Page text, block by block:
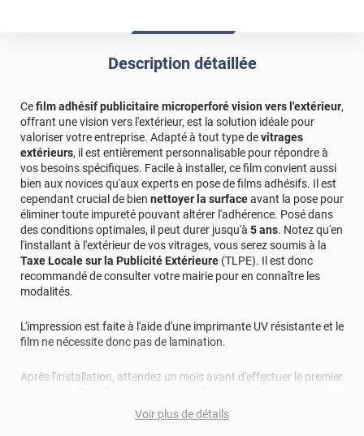
Description détaillée
Cefilm adhésif publicitaire microperforé vision vers l'extérieur,
offrant une vision vers l'extérieur, est la solution idéale pour
valoriser votre entreprise. Adapté à tout type devitrages
extérieurs, il est entièrement personnalisable pour répondre à
vos besoins spécifiques. Facile à installer, ce film convient aussi
bien aux novices qu'aux experts en pose de films adhésifs. Il est
cependant crucial de bien nettoyer la surfaceavant la pose pour
éliminer toute impureté pouvant altérer l'adhérence. Posé dans
des conditions optimales, il peut durer jusqu'à 5 ans. Notez qu'en
l'installant à l'extérieur de vos vitrages, vous serez soumis à la
Taxe Locale sur la Publicité Extérieure (TLPE). Il est donc
recommandé de consulter votre mairie pour en connaître les
modalités.
L'impression est faite à l'aide d'une imprimante UV résistante et le
film ne nécessite donc pas de lamination.
Après l'installation, attendez un mois avant d'effectuer le premier
(non bouillante) et un chiffon doux. Les produits abrasifs sont à
éviter pour ne pas endommager le film.
Voir plus de détails